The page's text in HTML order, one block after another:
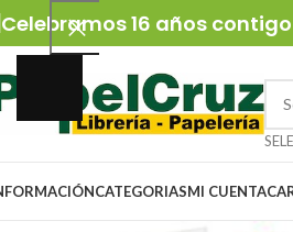
Celebramos 16 años contigo
CATEGORIASMI CUENTA